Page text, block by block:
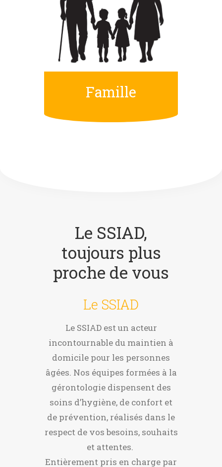
Famille
Le SSIAD,
toujours plus
proche de vous
Le SSIAD
Le SSIAD est un acteur
incontournable du maintien à
domicile pour les personnes
âgées. Nos équipes formées à la
gérontologie dispensent des
soins d’hygiène, de confort et
de prévention, réalisés dans le
respect de vos besoins, souhaits
et attentes.
Entièrement pris en charge par